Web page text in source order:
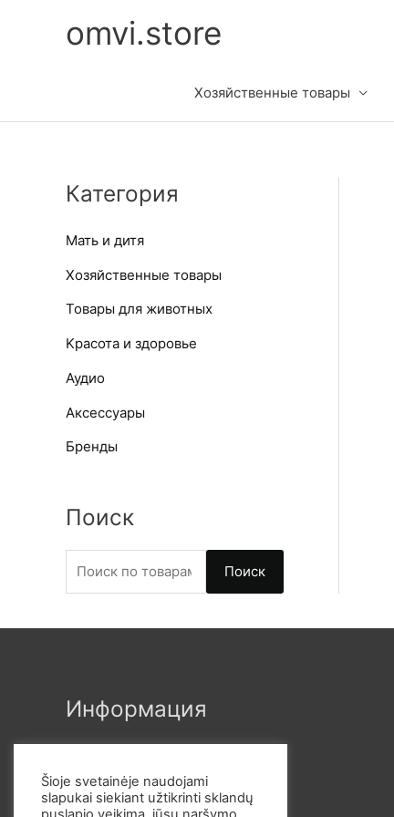
omvi.store
Хозяйственные товары
Категория
Мать и дитя
Хозяйственные товары
Товары для животных
Kрасота и здоровье
Аудио
Аксессуары
Бренды
Поиск
с
ь
Поиск
Информация
Šioje svetainėje naudojami
slapukai siekiant užtikrinti sklandų